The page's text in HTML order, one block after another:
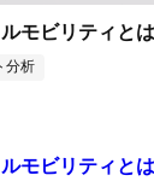
モビリティと
分析
モビリティと